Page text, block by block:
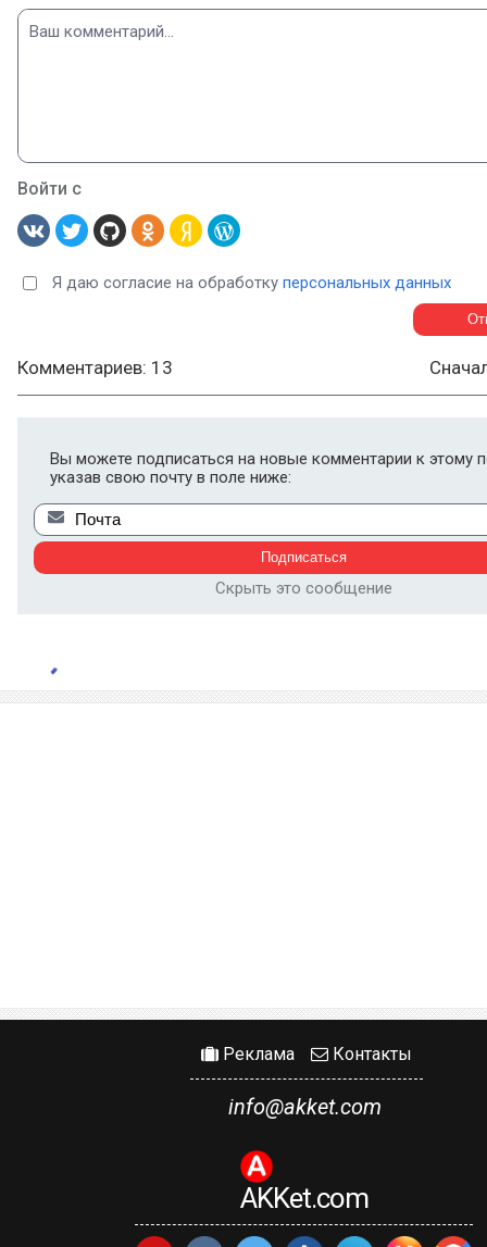
Войти с
Я даю согласие на обработку персональных данных
Комментариев: 13
Вы можете подписаться на новые комментарии к этому
указав свою почту в поле ниже:
Скрыть это сообщение
Реклама Контакты
info@akket.com
AKKet.com